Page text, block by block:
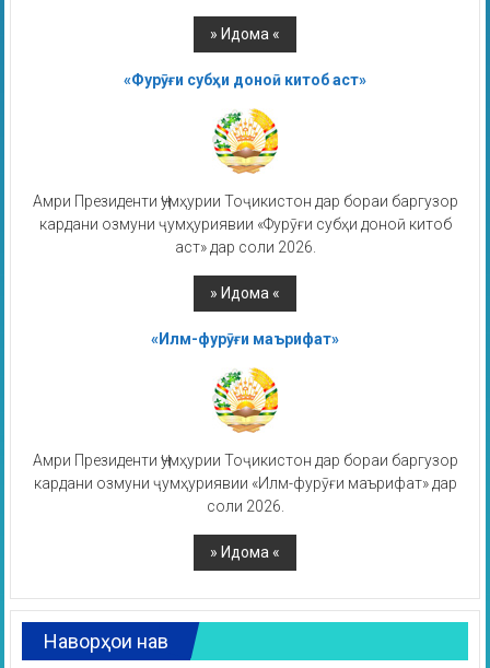
«Фурӯғи субҳи доноӣ китоб аст»
Амри Президенти Ҷумҳурии Тоҷикистон дар бораи баргузор
кардани озмуни ҷумҳуриявии «Фурӯғи субҳи доноӣ китоб
аст» дар соли 2026.
«Илм-фурӯғи маърифат»
Амри Президенти Ҷумҳурии Тоҷикистон дар бораи баргузор
кардани озмуни ҷумҳуриявии «Илм-фурӯғи маърифат» дар
соли 2026.
Наворҳои нав